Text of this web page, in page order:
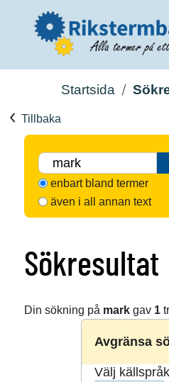
Startsida
Tillbaka
enbart bland termer
även i all annan text
Sökresultat
Din sökning på markgav 1
Avgränsa
Välj